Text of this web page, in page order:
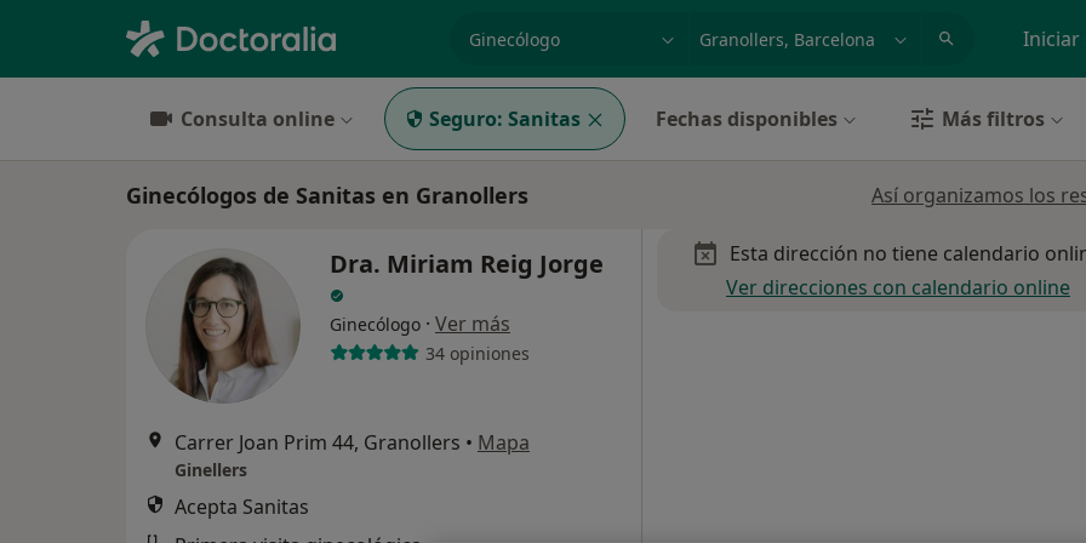
especialidad, enfermedad o nombre Iniciar
Consulta online Seguro: Sanitas Fechas disponibles Más filtros
Ginecólogos de Sanitas en Granollers Así organizamos los
Dra. Miriam Reig Jorge
Ginecólogo · Ver más
34 opiniones
Carrer Joan Prim 44, Granollers • Mapa
Ginellers
Acepta Sanitas
Esta dirección no tiene calendario
Ver direcciones con calendario online